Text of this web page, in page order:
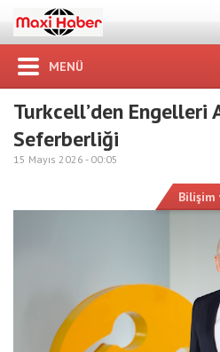
MENÜ
Turkcell’den Engelleri
Seferberliği
15 Mayıs 2026 - 00:05
Bilişim